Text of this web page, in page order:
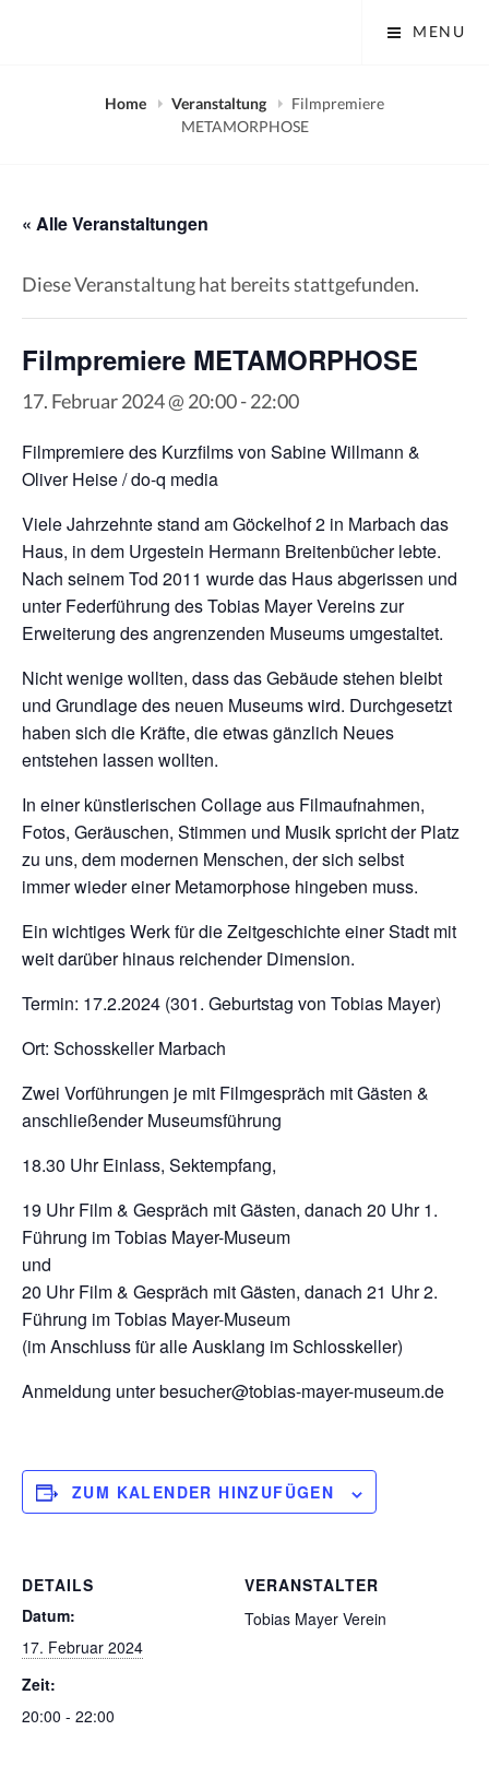
MENU
Home Veranstaltung
Filmpremiere
METAMORPHOSE
« Alle Veranstaltungen
Diese Veranstaltung hat bereits stattgefunden.
Filmpremiere METAMORPHOSE
17. Februar 2024 @ 20:00-22:00
Filmpremiere des Kurzfilms von Sabine Willmann &
Oliver Heise / do-q media
Viele Jahrzehnte stand am Göckelhof 2 in Marbach das
Haus, in dem Urgestein Hermann Breitenbücher lebte.
Nach seinem Tod 2011 wurde das Haus abgerissen und
unter Federführung des Tobias Mayer Vereins zur
Erweiterung des angrenzenden Museums umgestaltet.
Nicht wenige wollten, dass das Gebäude stehen bleibt
und Grundlage des neuen Museums wird. Durchgesetzt
haben sich die Kräfte, die etwas gänzlich Neues
entstehen lassen wollten.
In einer künstlerischen Collage aus Filmaufnahmen,
Fotos, Geräuschen, Stimmen und Musik spricht der Platz
zu uns, dem modernen Menschen, der sich selbst
immer wieder einer Metamorphose hingeben muss.
Ein wichtiges Werk für die Zeitgeschichte einer Stadt mit
weit darüber hinaus reichender Dimension.
Termin: 17.2.2024 (301. Geburtstag von Tobias Mayer)
Ort: Schosskeller Marbach
Zwei Vorführungen je mit Filmgespräch mit Gästen &
anschließender Museumsführung
18.30 Uhr Einlass, Sektempfang,
19 Uhr Film & Gespräch mit Gästen, danach 20 Uhr 1.
Führung im Tobias Mayer-Museum
und
20 Uhr Film & Gespräch mit Gästen, danach 21 Uhr 2.
Führung im Tobias Mayer-Museum
(im Anschluss für alle Ausklang im Schlosskeller)
Anmeldung unter besucher@tobias-mayer-museum.de
ZUM KALENDER HINZUFÜGEN
DETAILS
Datum:
17. Februar 2024
Zeit:
20:00 - 22:00
VERANSTALTER
Tobias Mayer Verein